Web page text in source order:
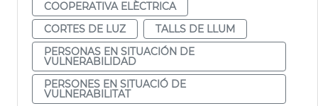
COOPERATIVA ELÈCTRICA
CORTES DE LUZ
TALLS DE LLUM
PERSONAS EN SITUACIÓN DE
VULNERABILIDAD
PERSONES EN SITUACIÓ DE
VULNERABILITAT